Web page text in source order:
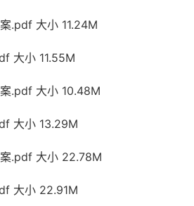
.pdf 大小 11.24M
大小 11.55M
.pdf 大小 10.48M
大小 13.29M
.pdf 大小 22.78M
大小 22.91M